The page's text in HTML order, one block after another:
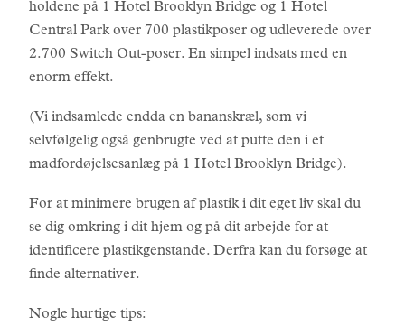
holdene på 1 Hotel Brooklyn Bridge og 1 Hotel
Central Park over 700 plastikposer og udleverede over
2.700 Switch Out-poser. En simpel indsats med en
enorm effekt.
(Vi indsamlede endda en bananskræl, som vi
selvfølgelig også genbrugte ved at putte den i et
madfordøjelsesanlæg på 1 Hotel Brooklyn Bridge).
For at minimere brugen af plastik i dit eget liv skal du
se dig omkring i dit hjem og på dit arbejde for at
identificere plastikgenstande. Derfra kan du forsøge at
finde alternativer.
Nogle hurtige tips: